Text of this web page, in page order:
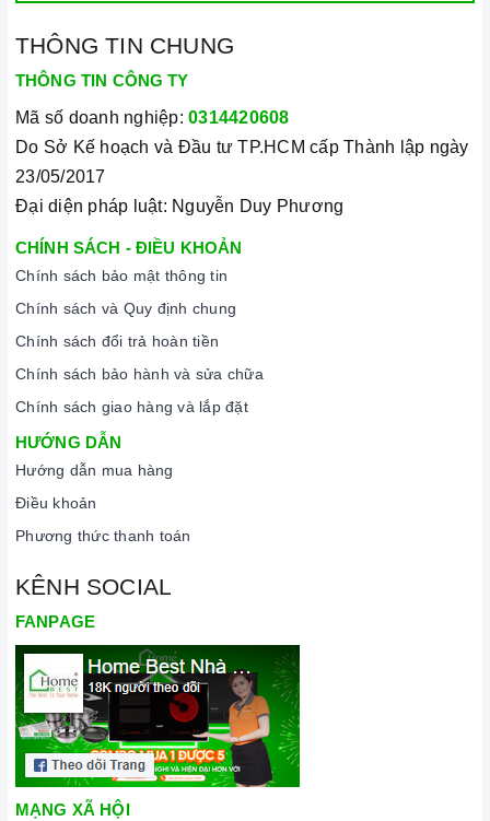
THÔNG TIN CHUNG
THÔNG TIN CÔNG TY
Mã số doanh nghiệp: 0314420608
Do Sở Kế hoạch và Đầu tư TP.HCM cấp Thành lập ngày
23/05/2017
Đại diện pháp luật: Nguyễn Duy Phương
CHÍNH SÁCH - ĐIỀU KHOẢN
Chính sách bảo mật thông tin
Chính sách và Quy định chung
Chính sách đổi trả hoàn tiền
Chính sách bảo hành và sửa chữa
Chính sách giao hàng và lắp đặt
HƯỚNG DẪN
Hướng dẫn mua hàng
Điều khoản
Phương thức thanh toán
KÊNH SOCIAL
FANPAGE
MẠNG XÃ HỘI